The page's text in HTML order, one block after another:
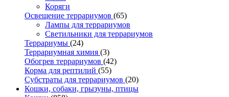
Коряги
Освещение террариумов (65)
Лампы для террариумов
Светильники для террариумов
Террариумы (24)
Террариумная химия (3)
Обогрев террариумов (42)
Корма для рептилий (55)
Субстраты для террариумов (20)
Кошки, собаки, грызуны, птицы